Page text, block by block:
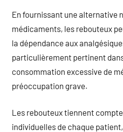
En fournissant une alternative
médicaments, les rebouteux
la dépendance aux
particulièrement pertinent
consommation excessive de
préoccupation grave.
Les rebouteux tiennent
individuelles de chaque